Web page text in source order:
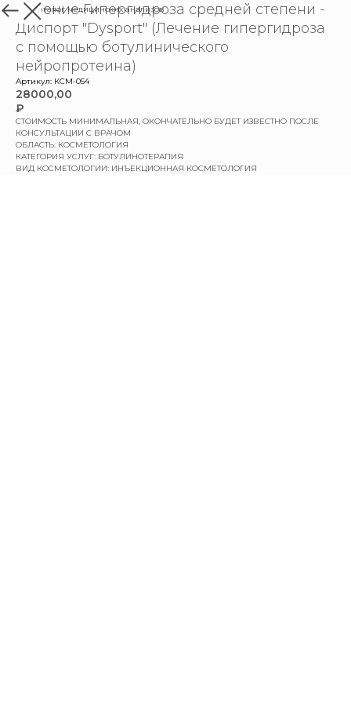
назад в каталог медицинских анализов
Лечение Гипергидроза средней степени -
Диспорт "Dysport" (Лечение гипергидроза
с помощью ботулинического
нейропротеина)
Артикул: КСМ-054
28000,00
₽
СТОИМОСТЬ МИНИМАЛЬНАЯ, ОКОНЧАТЕЛЬНО БУДЕТ ИЗВЕСТНО ПОСЛЕ
КОНСУЛЬТАЦИИ С ВРАЧОМ
ОБЛАСТЬ: КОСМЕТОЛОГИЯ
КАТЕГОРИЯ УСЛУГ: БОТУЛИНОТЕРАПИЯ
ВИД КОСМЕТОЛОГИИ: ИНЪЕКЦИОННАЯ КОСМЕТОЛОГИЯ